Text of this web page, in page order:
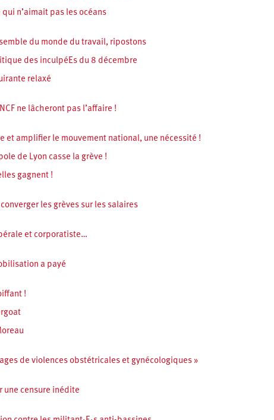
n’aimait pas les océans
du monde du travail, ripostons
des inculpéEs du 8 décembre
relaxé
ne lâcheront pas l’affaire !
et amplifier le mouvement national, une nécessité !
de Lyon casse la grève !
gagnent !
les grèves sur les salaires
et corporatiste…
a payé
!
de violences obstétricales et gynécologiques »
une censure inédite